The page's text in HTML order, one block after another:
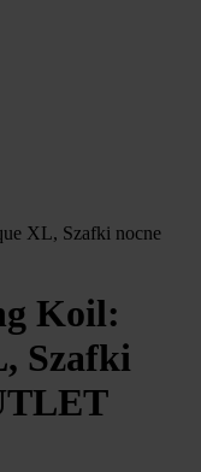
XL, Szafki nocne
Koil:
Szafki